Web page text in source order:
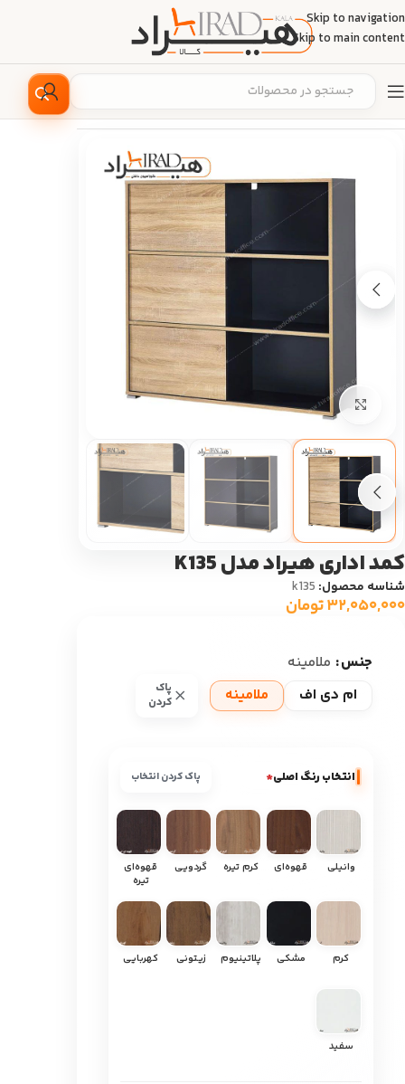
Skip to navigation
Skip to main content
بزرگ نمایی
کمد اداری هیراد مدل K135
شناسه محصول: k135
۳۲,۰۵۰,۰۰۰تومان
جنس ملامینه
ام دی اف
ملامینه
پاک
کردن
انتخاب رنگ اصلی* پاک کردن انتخاب
وانیلی قهوه‌ای کرم تیره گردویی
قهوه‌ای
تیره
کرم مشکی پلاتینیوم زیتونی کهربایی
سفید